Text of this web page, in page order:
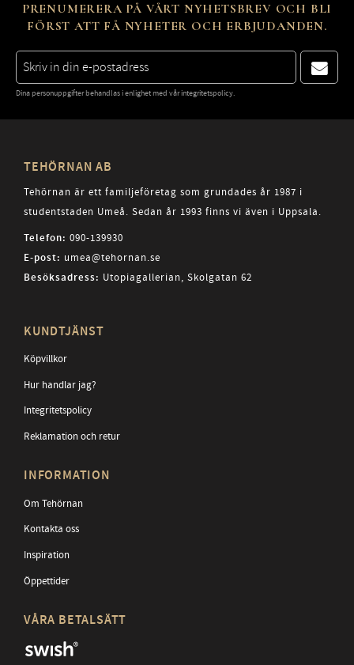
PRENUMERERA PÅ VÅRT NYHETSBREV OCH BLI
FÖRST ATT FÅ NYHETER OCH ERBJUDANDEN.
Dina personuppgifter behandlas i enlighet med vårintegritetspolicy.
TEHÖRNAN AB
Tehörnan är ett familjeföretag som grundades år 1987 i
studentstaden Umeå. Sedan år 1993 finns vi även i Uppsala.
Telefon: 090-139930
E-post: umea@tehornan.se
Besöksadress: Utopiagallerian, Skolgatan 62
KUNDTJÄNST
Köpvillkor
Hur handlar jag?
Integritetspolicy
Reklamation och retur
INFORMATION
Om Tehörnan
Kontakta oss
Inspiration
Öppettider
VÅRA BETALSÄTT